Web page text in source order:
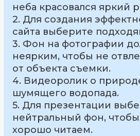
неба красовался яркий
2. Для создания
сайта выберите
3. Фон на фотографии
неярким, чтобы не
от объекта съемки.
4. Видеоролик о
шумящего водопада.
5. Для презентации
нейтральный фон,
хорошо читаем.